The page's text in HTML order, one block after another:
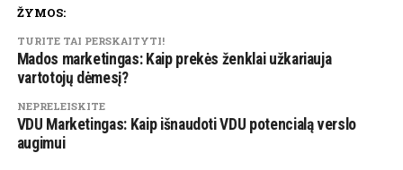
ŽYMOS:
TURITE TAI PERSKAITYTI!
Mados marketingas: Kaip prekės ženklai užkariauja
vartotojų dėmesį?
NEPRELEISKITE
VDU Marketingas: Kaip išnaudoti VDU potencialą verslo
augimui